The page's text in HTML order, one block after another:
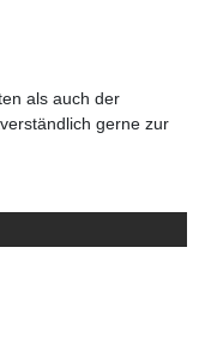
als auch der
gerne zur